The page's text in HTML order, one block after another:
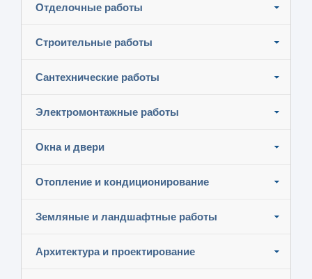
Отделочные работы
Строительные работы
Сантехнические работы
Электромонтажные работы
Окна и двери
Отопление и кондиционирование
Земляные и ландшафтные работы
Архитектура и проектирование